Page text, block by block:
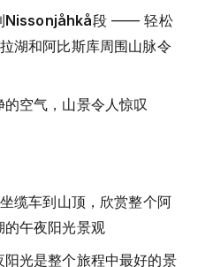
Nissonjåhkå段 —— 轻松
湖和阿比斯库周围山脉令
空气，山景令人惊叹
车到山顶，欣赏整个阿
的午夜阳光景观
光是整个旅程中最好的景